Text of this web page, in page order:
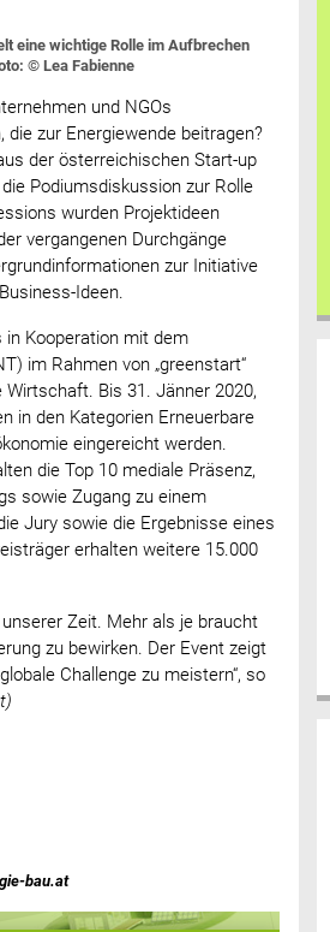
eine wichtige Rolle im Aufbrechen
© Lea Fabienne
und NGOs
zur Energiewende beitragen?
der österreichischen Start-up
Podiumsdiskussion zur Rolle
wurden Projektideen
vergangenen Durchgänge
zur Initiative
Ideen.
Kooperation mit dem
im Rahmen von „greenstart“
Bis 31. Jänner 2020,
in den Kategorien Erneuerbare
eingereicht werden.
die Top 10 mediale Präsenz,
sowie Zugang zu einem
Jury sowie die Ergebnisse eines
erhalten weitere 15.000
Zeit. Mehr als je braucht
zu bewirken. Der Event zeigt
Challenge zu meistern“, so
bau.at